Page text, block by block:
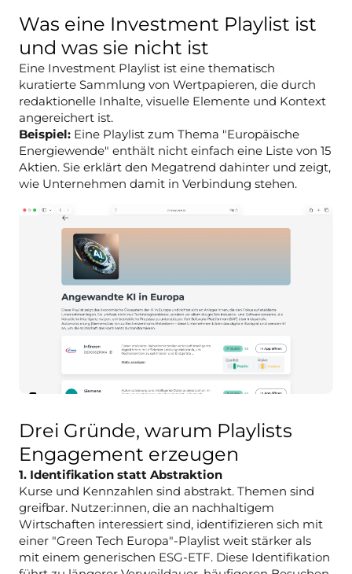
Was eine Investment Playlist ist
und was sie nicht ist
Eine Investment Playlist ist eine thematisch
kuratierte Sammlung von Wertpapieren, die durch
redaktionelle Inhalte, visuelle Elemente und Kontext
angereichert ist.
Beispiel: Eine Playlist zum Thema "Europäische
Energiewende" enthält nicht einfach eine Liste von 15
Aktien. Sie erklärt den Megatrend dahinter und zeigt,
wie Unternehmen damit in Verbindung stehen.
Drei Gründe, warum Playlists
Engagement erzeugen
1. Identifikation statt Abstraktion
Kurse und Kennzahlen sind abstrakt. Themen sind
greifbar. Nutzer:innen, die an nachhaltigem
Wirtschaften interessiert sind, identifizieren sich mit
einer "Green Tech Europa"-Playlist weit stärker als
mit einem generischen ESG-ETF. Diese Identifikation